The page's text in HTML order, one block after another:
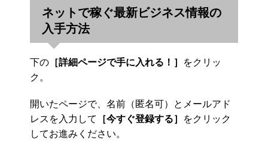
ネットで稼ぐ最新ビジネス情報の
入手方法
下の ［詳細ページで手に入れる！］
をクリッ
ク。
開いたページで、名前（匿名可）とメールアド
レスを入力して
［今すぐ登録する］
をクリック
してお進みください。